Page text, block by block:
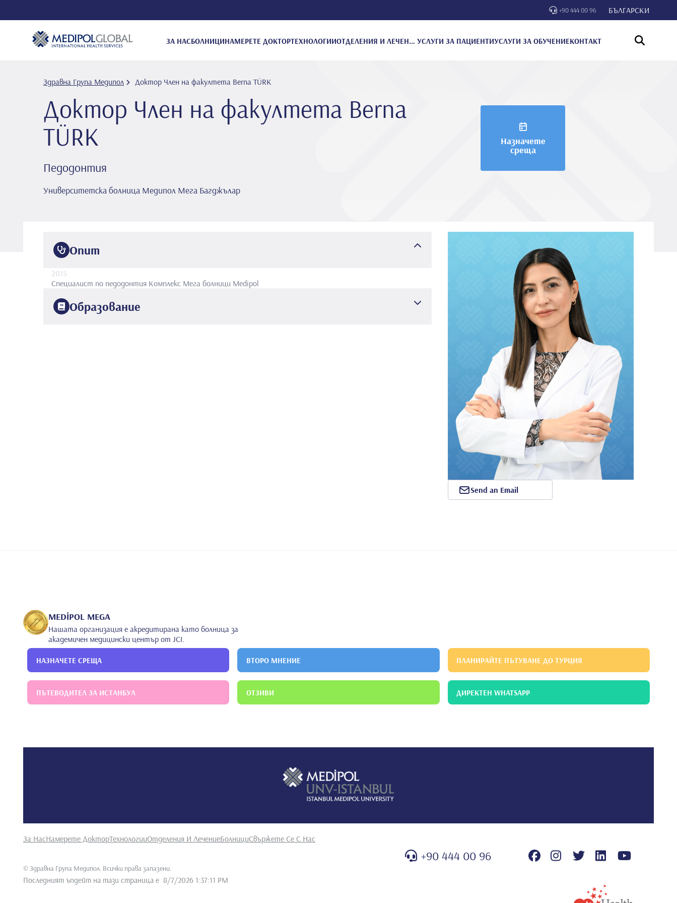
+90 444 00 96 БЪЛГАРСКИ
ЗА НАСБОЛНИЦИНАМЕРЕТЕ ДОКТОРТЕХНОЛОГИИ ОТДЕЛЕНИЯ И ЛЕЧЕНИЕ УСЛУГИ ЗА ПАЦИЕНТИУСЛУГИ ЗА ОБУЧЕНИЕКОНТАКТ
Здравна Група Медипол Доктор Член на факултета Berna TÜRK
Доктор Член на факултета Berna
TÜRK
Педодонтия
Университетска болница Медипол Мега Багджълар
Назначете
среща
Опит
2015
Специалист по педодонтия Комплекс Мега болници Medipol
Образование
Send an Email
MEDİPOL MEGA
Нашата организация е акредитирана като болница за
академичен медицински център от JCI.
НАЗНАЧЕТЕ СРЕЩА ВТОРО МНЕНИЕ ПЛАНИРАЙТЕ ПЪТУВАНЕ ДО ТУРЦИЯ
ПЪТЕВОДИТЕЛ ЗА ИСТАНБУЛ ОТЗИВИ ДИРЕКТЕН WHATSAPP
За НасНамерете ДокторТехнологииОтделения И ЛечениеБолнициСвържете Се С Нас
© Здравна Група Медипол. Всички права запазени.
Последният ъпдейт на тази страница е 8/7/2026 1:37:11 PM
+90 444 00 96